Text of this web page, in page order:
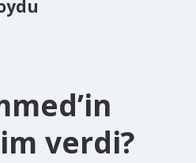
verdi?